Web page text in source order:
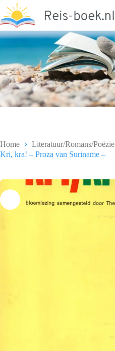
naar
de
inhoud
Home
Literatuur/Romans/Poëzie
Kri, kra! – Proza van Suriname –